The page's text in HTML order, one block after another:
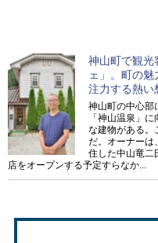
神山町で観光
ェ」。町の
注力する熱い
神山町の中心部
「神山温泉」
な建物がある。
だ。オーナーは
住した中山竜二
店をオープンする予定すらなか...